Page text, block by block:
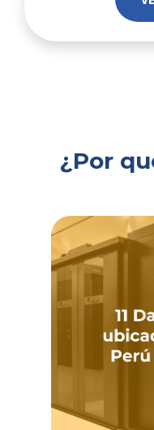
¿Por